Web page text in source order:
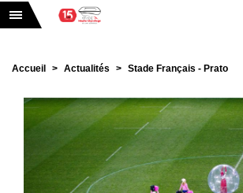
Toggle navigation
Accueil Actualités Stade Français - Prato